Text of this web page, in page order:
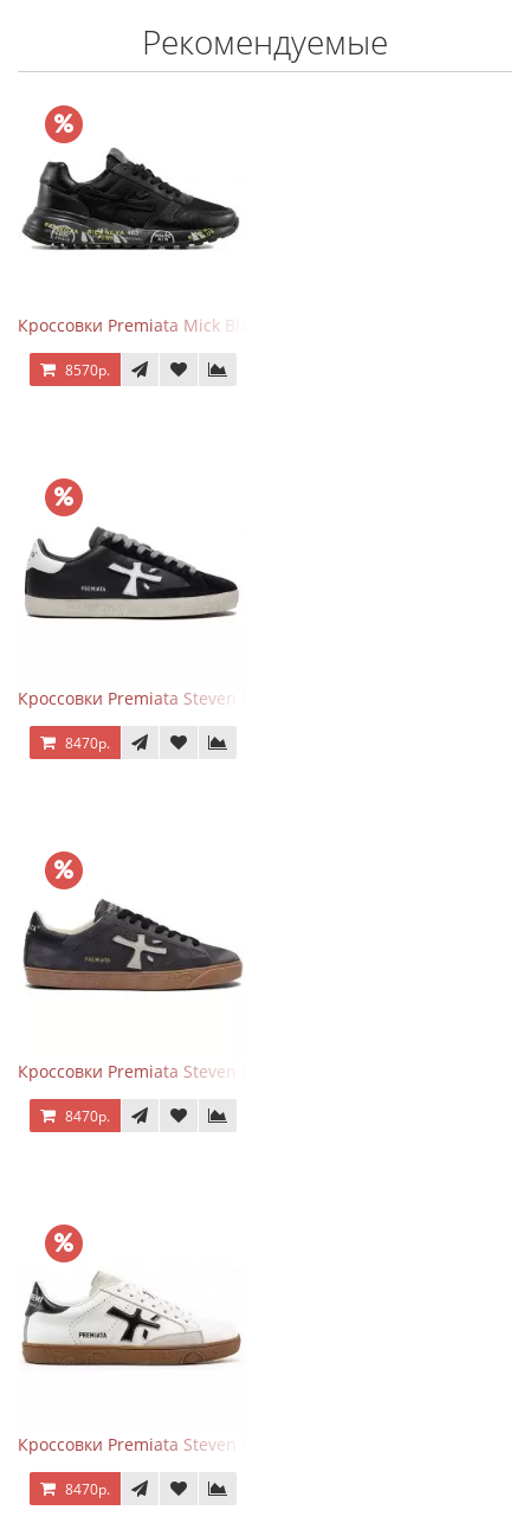
Рекомендуемые
Кроссовки Premiata Mick Black
8570р.
Кроссовки Premiata Steven Black White
8470р.
Кроссовки Premiata Steven Black Graphite
8470р.
Кроссовки Premiata Steven White Black
8470р.